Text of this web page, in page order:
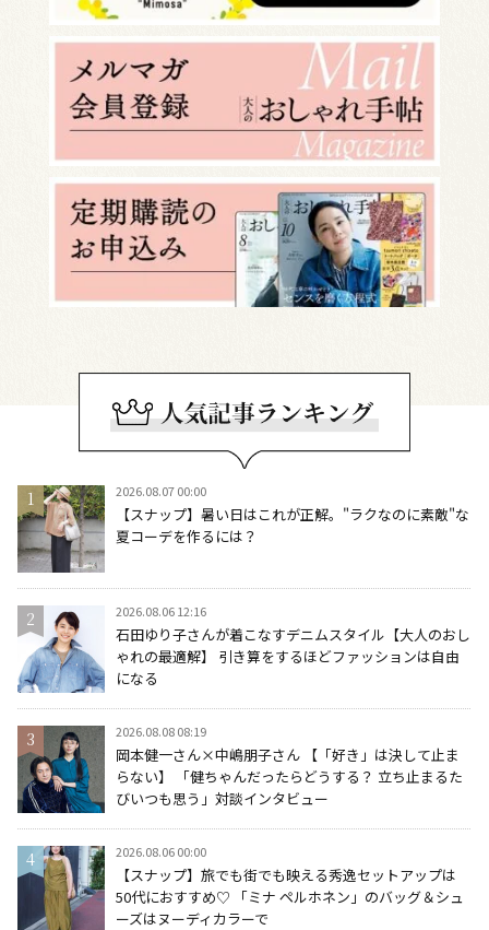
2026.08.07 00:00
【スナップ】暑い日はこれが正解。"ラクなのに素敵"な
夏コーデを作るには？
2026.08.06 12:16
石田ゆり子さんが着こなすデニムスタイル【大人のおし
ゃれの最適解】 引き算をするほどファッションは自由
になる
2026.08.08 08:19
岡本健一さん×中嶋朋子さん 【「好き」は決して止ま
らない】 「健ちゃんだったらどうする？ 立ち止まるた
びいつも思う」対談インタビュー
2026.08.06 00:00
【スナップ】旅でも街でも映える秀逸セットアップは
50代におすすめ♡ 「ミナ ペルホネン」のバッグ＆シュ
ーズはヌーディカラーで